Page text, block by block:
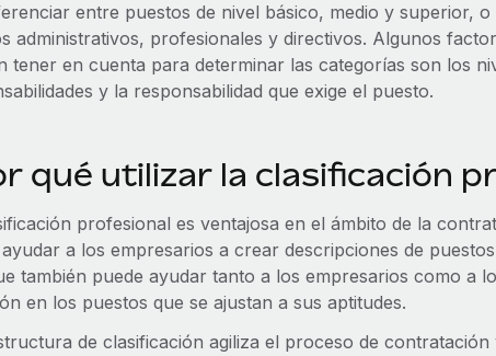
entre puestos de nivel básico, medio y superior,
administrativos, profesionales y directivos. Algunos
tener en cuenta para determinar las categorías son los
y la responsabilidad que exige el puesto.
qué utilizar la clasificación
profesional es ventajosa en el ámbito de la
a los empresarios a crear descripciones de
también puede ayudar tanto a los empresarios como a
en los puestos que se ajustan a sus aptitudes.
de clasificación agiliza el proceso de